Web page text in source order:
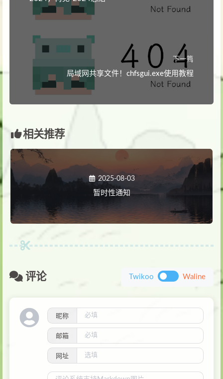
下一篇
局域网共享文件！chfsgui.exe使用教程
相关推荐
2025-08-03
暂时性通知
评论 Twikoo Waline
昵称
邮箱
网址